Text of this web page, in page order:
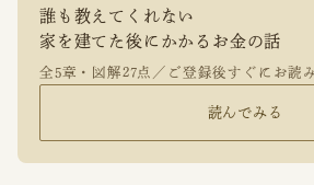
誰も教えてくれない
家を建てた後にかかるお金の話
全5章・図解27点／ご登録後すぐにお読
読んでみる